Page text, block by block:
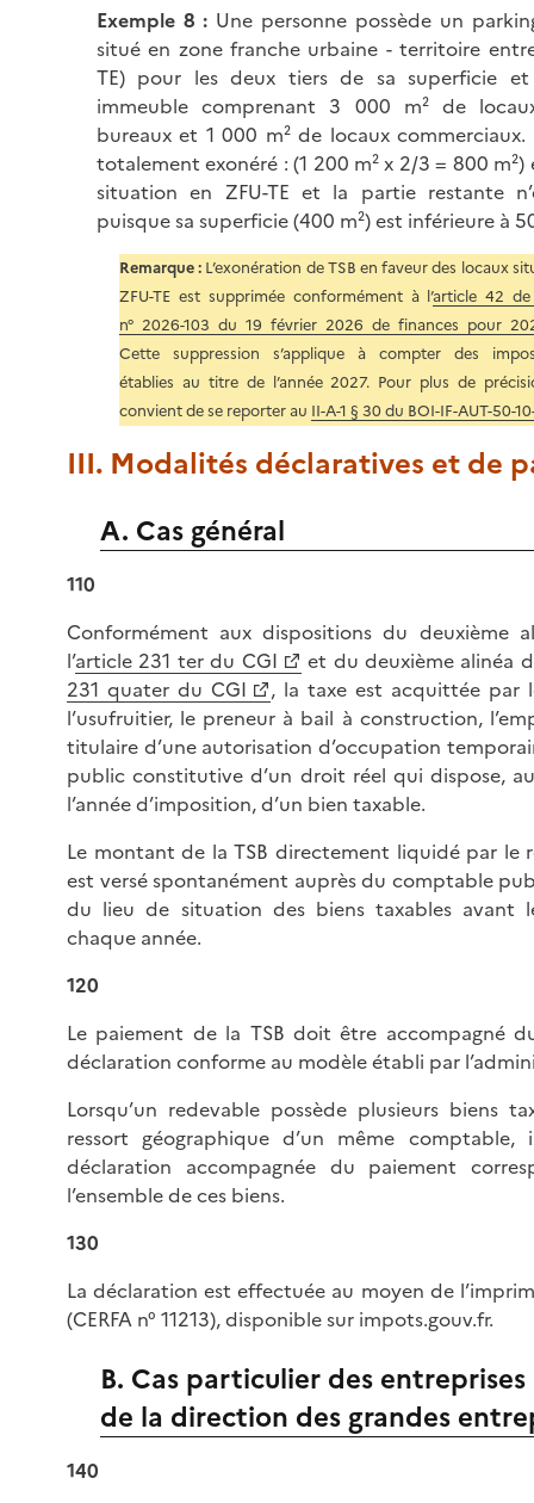
Exemple 8 : Une personne possède un
situé en zone franche urbaine - territoire
TE) pour les deux tiers de sa superficie
immeuble comprenant 3 000 m² de
bureaux et 1 000 m² de locaux
totalement exonéré : (1 200 m²x 2/3 = 800 m²)
situation en ZFU-TE et la partie restante
puisque sa superficie (400 m²) est inférieure à
Remarque : L’exonération de TSB en faveur des locaux
ZFU-TE est supprimée conformément à l’article 42
n° 2026-103 du 19 février 2026 de finances pour
Cette suppression s’applique à compter des
établies au titre de l’année 2027. Pour plus de
convient de se reporter au II-A-1 § 30 du BOI-IF-AUT-50-
III. Modalités déclaratives et de
A. Cas général
110
Conformément aux dispositions du deuxième
l’article 231 ter du CGI
et du deuxième alinéa
231 quater du CGI
, la taxe est acquittée par
l’usufruitier, le preneur à bail à construction,
titulaire d’une autorisation d’occupation
public constitutive d’un droit réel qui dispose,
l’année d’imposition, d’un bien taxable.
Le montant de la TSB directement liquidé par le
est versé spontanément auprès du comptable
du lieu de situation des biens taxables avant
chaque année.
120
Le paiement de la TSB doit être accompagné
déclaration conforme au modèle établi par
Lorsqu’un redevable possède plusieurs biens
ressort géographique d’un même comptable,
déclaration accompagnée du paiement
l’ensemble de ces biens.
130
La déclaration est effectuée au moyen de
(CERFA n° 11213), disponible sur impots.gouv.fr.
B. Cas particulier des
de la direction des grandes
140